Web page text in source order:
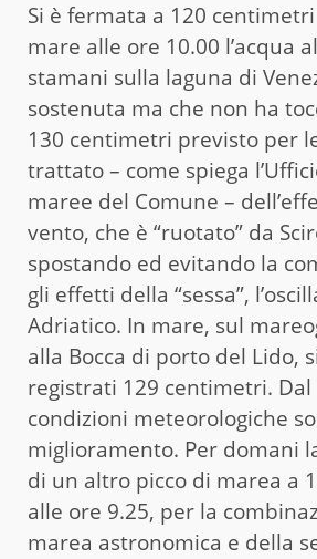
Si è fermata a 120
mare alle ore 10.00 l’acqua
stamani sulla laguna di
sostenuta ma che non ha
130 centimetri previsto per
trattato – come spiega
maree del Comune –
vento, che è “ruotato” da
spostando ed evitando la
gli effetti della “sessa”,
Adriatico. In mare, sul
alla Bocca di porto del Lido,
registrati 129 centimetri.
condizioni meteorologiche
miglioramento. Per domani
di un altro picco di marea a
alle ore 9.25, per la
marea astronomica e della